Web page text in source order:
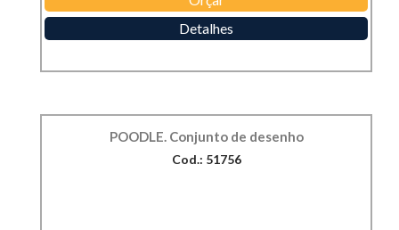
Detalhes
POODLE. Conjunto de desenho
Cod.: 51756